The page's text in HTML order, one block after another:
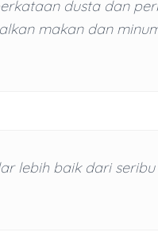
dusta dan
makan dan
lebih baik dari seribu